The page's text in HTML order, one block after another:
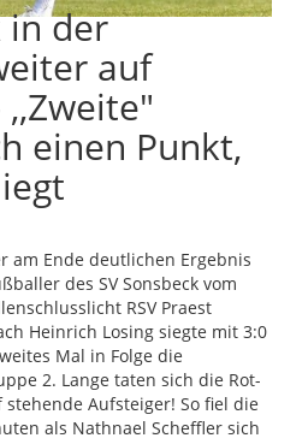
in der
auf
einen Punkt,
am Ende deutlichen Ergebnis
des SV Sonsbeck vom
RSV Praest
Heinrich Losing siegte mit 3:0
Mal in Folge die
2. Lange taten sich die Rot-
Aufsteiger! So fiel die
als Nathnael Scheffler sich